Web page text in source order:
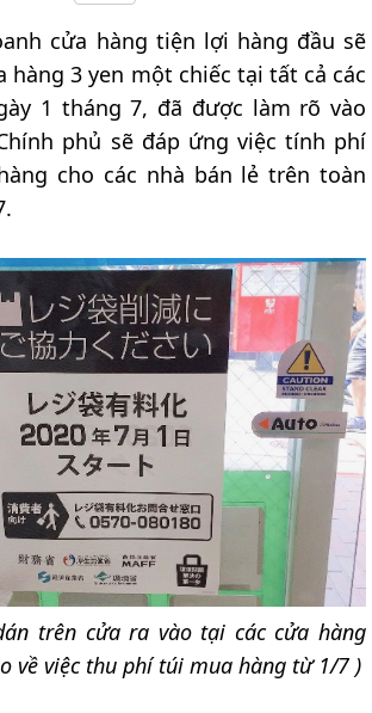
cửa hàng tiện lợi hàng đầu sẽ
3 yen một chiếc tại tất cả các
1 tháng 7, đã được làm rõ vào
phủ sẽ đáp ứng việc tính phí
cho các nhà bán lẻ trên toàn
trên cửa ra vào tại các cửa hàng
về việc thu phí túi mua hàng từ 1/7 )